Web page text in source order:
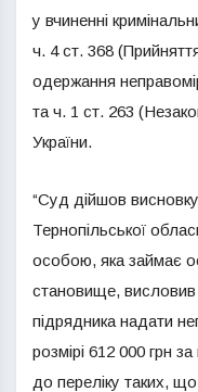
у вчиненні
ч. 4 ст. 368
одержання
та ч. 1 ст. 263
України.
“Суд дійшов
Тернопільської
особою, яка займає
становище, висловив
підрядника надати
розмірі 612 000 грн
до переліку таких,